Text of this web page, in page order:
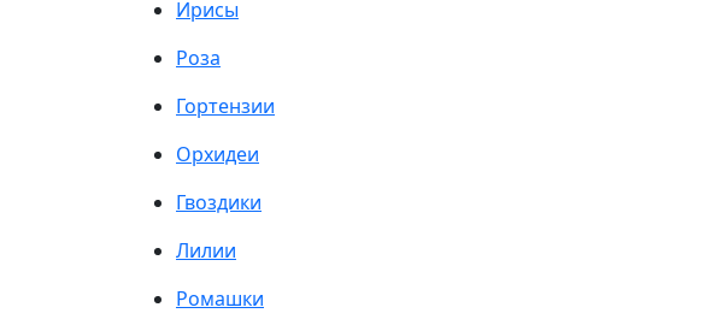
Ирисы
Роза
Гортензии
Орхидеи
Гвоздики
Лилии
Ромашки